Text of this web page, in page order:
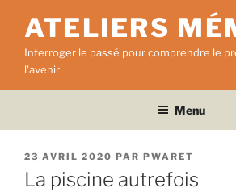
contenu
principal
ATELIERS
Interroger le passé pour comprendre le
l'avenir
Menu
PUBLIÉ
LE
23 AVRIL 2020 PAR PWARET
La piscine autrefois